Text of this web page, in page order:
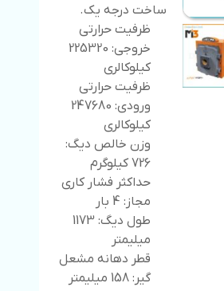
ساخت درجه یک.
ظرفیت حرارتی
خروجی: 225320
کیلوکالری
ظرفیت حرارتی
ورودی: 247680
کیلوکالری
وزن خالص دیگ:
726 کیلوگرم
حداکثر فشار کاری
مجاز: 4 بار
طول دیگ: 1173
میلیمتر
قطر دهانه مشعل
گیر: 158 میلیمتر